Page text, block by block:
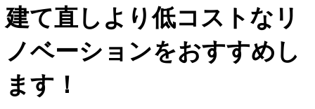
建て直しより低コストなリ
ノベーションをおすすめし
ます！